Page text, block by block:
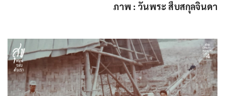
ภาพ : วันพระ สืบสกุลจินดา